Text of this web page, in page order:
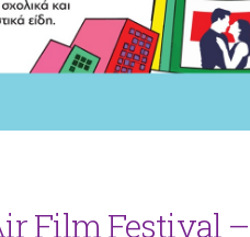
Film Festival –